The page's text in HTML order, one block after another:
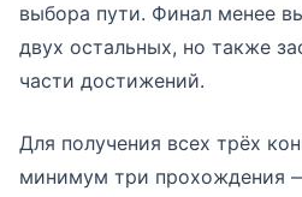
выбора пути. Финал менее
двух остальных, но также
части достижений.
Для получения всех трёх
минимум три прохождения